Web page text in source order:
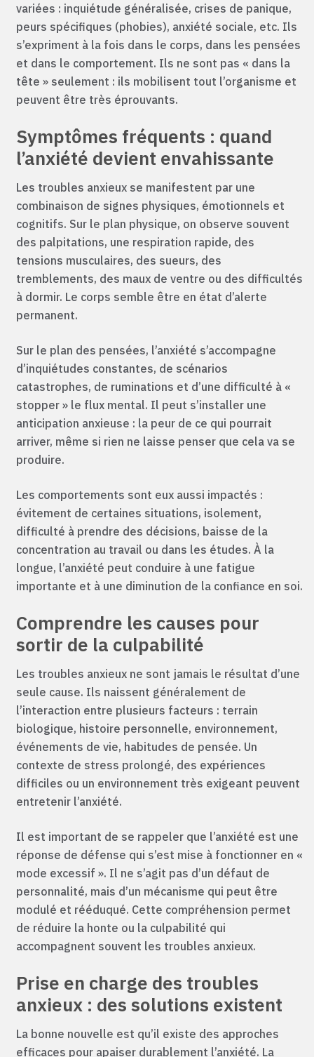
variées : inquiétude généralisée, crises de panique,
peurs spécifiques (phobies), anxiété sociale, etc. Ils
s’expriment à la fois dans le corps, dans les pensées
et dans le comportement. Ils ne sont pas « dans la
tête » seulement : ils mobilisent tout l’organisme et
peuvent être très éprouvants.
Symptômes fréquents : quand
l’anxiété devient envahissante
Les troubles anxieux se manifestent par une
combinaison de signes physiques, émotionnels et
cognitifs. Sur le plan physique, on observe souvent
des palpitations, une respiration rapide, des
tensions musculaires, des sueurs, des
tremblements, des maux de ventre ou des difficultés
à dormir. Le corps semble être en état d’alerte
permanent.
Sur le plan des pensées, l’anxiété s’accompagne
d’inquiétudes constantes, de scénarios
catastrophes, de ruminations et d’une difficulté à «
stopper » le flux mental. Il peut s’installer une
anticipation anxieuse : la peur de ce qui pourrait
arriver, même si rien ne laisse penser que cela va se
produire.
Les comportements sont eux aussi impactés :
évitement de certaines situations, isolement,
difficulté à prendre des décisions, baisse de la
concentration au travail ou dans les études. À la
longue, l’anxiété peut conduire à une fatigue
importante et à une diminution de la confiance en soi.
Comprendre les causes pour
sortir de la culpabilité
Les troubles anxieux ne sont jamais le résultat d’une
seule cause. Ils naissent généralement de
l’interaction entre plusieurs facteurs : terrain
biologique, histoire personnelle, environnement,
événements de vie, habitudes de pensée. Un
contexte de stress prolongé, des expériences
difficiles ou un environnement très exigeant peuvent
entretenir l’anxiété.
Il est important de se rappeler que l’anxiété est une
réponse de défense qui s’est mise à fonctionner en «
mode excessif ». Il ne s’agit pas d’un défaut de
personnalité, mais d’un mécanisme qui peut être
modulé et rééduqué. Cette compréhension permet
de réduire la honte ou la culpabilité qui
accompagnent souvent les troubles anxieux.
Prise en charge des troubles
anxieux : des solutions existent
La bonne nouvelle est qu’il existe des approches
efficaces pour apaiser durablement l’anxiété. La